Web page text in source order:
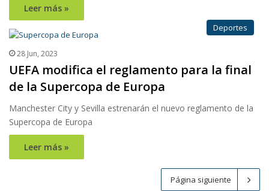
Leer más »
Deportes
28 Jun, 2023
UEFA modifica el reglamento para la final
de la Supercopa de Europa
Manchester City y Sevilla estrenarán el nuevo reglamento de la
Supercopa de Europa
Leer más »
Página siguiente